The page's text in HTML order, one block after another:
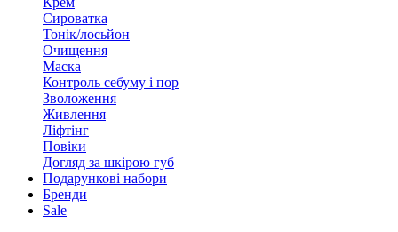
Сироватка
Тонік/лосьйон
Очищення
Маска
Контроль себуму і пор
Зволоження
Живлення
Ліфтінг
Повіки
Догляд за шкірою губ
Подарункові набори
Бренди
Sale